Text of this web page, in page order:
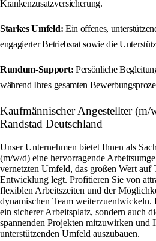
Krankenzusatzversicherung.
Starkes Umfeld: Ein offenes,
engagierter Betriebsrat sowie die
Rundum-Support: Persönliche
während Ihres gesamten
Kaufmännischer Angestellter (m/
Randstad Deutschland
Unser Unternehmen bietet Ihnen als
(m/w/d) eine hervorragende
vernetzten Umfeld, das großen Wert auf
Entwicklung legt. Profitieren Sie von
flexiblen Arbeitszeiten und der
dynamischen Team
ein sicherer Arbeitsplatz, sondern auch
spannenden Projekten mitzuwirken und
unterstützenden Umfeld auszubauen.